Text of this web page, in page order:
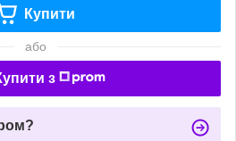
Купити
або
з